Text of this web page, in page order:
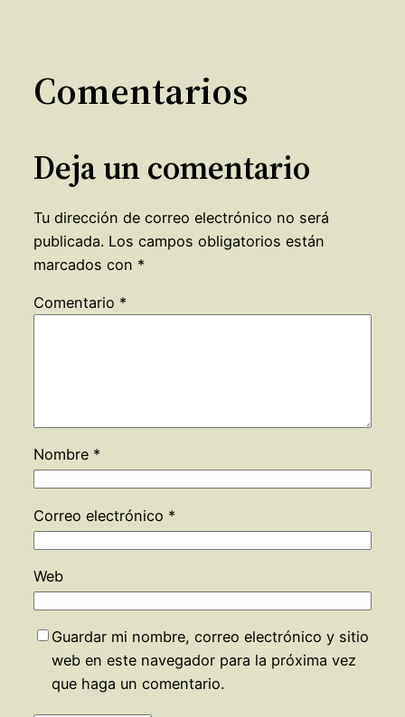
Comentarios
Deja un comentario
Tu dirección de correo electrónico no será
publicada. Los campos obligatorios están
marcados con *
Comentario *
Nombre *
Correo electrónico *
Web
Guardar mi nombre, correo electrónico y sitio
web en este navegador para la próxima vez
que haga un comentario.